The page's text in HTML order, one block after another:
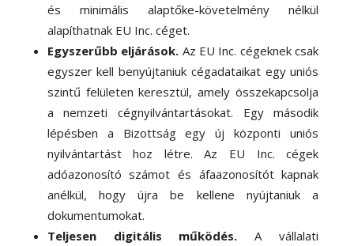
és minimális alaptőke-követelmény nélkül
alapíthatnak EU Inc. céget.
Egyszerűbb eljárások. Az EU Inc. cégeknek csak
egyszer kell benyújtaniuk cégadataikat egy uniós
szintű felületen keresztül, amely összekapcsolja
a nemzeti cégnyilvántartásokat. Egy második
lépésben a Bizottság egy új központi uniós
nyilvántartást hoz létre. Az EU Inc. cégek
adóazonosító számot és áfaazonosítót kapnak
anélkül, hogy újra be kellene nyújtaniuk a
dokumentumokat.
Teljesen digitális működés. A vállalati